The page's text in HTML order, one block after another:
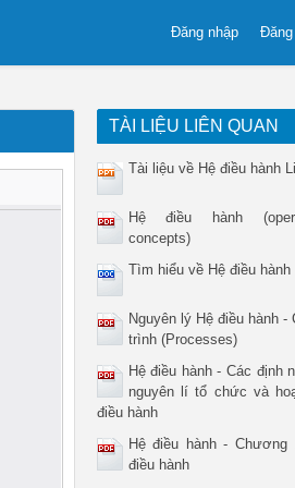
Đăng nhập
TÀI LIỆU LIÊN QUAN
Tài liệu về Hệ điều hành
Hệ điều hành
concepts)
Tìm hiểu về Hệ điều hành
Nguyên lý Hệ điều hành
trình (Processes)
Hệ điều hành - Các định
nguyên lí tổ chức và
điều hành
Hệ điều hành -
điều hành